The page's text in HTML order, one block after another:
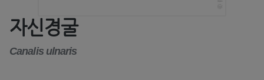
자신경굴
Canalis ulnaris